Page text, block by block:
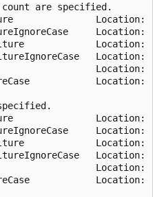
are specified.
Location:
Location:
Location:
Location:
Location:
Location:
Location:
Location:
Location:
Location:
Location:
Location: